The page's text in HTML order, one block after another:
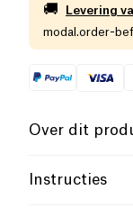
🚚 Levering
modal.order-
Over dit
Vegan
Instructies